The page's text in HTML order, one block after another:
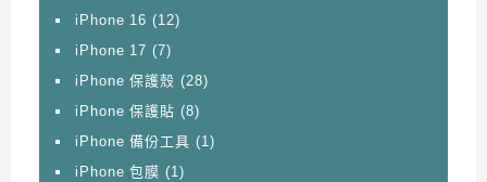
iPhone 16 (12)
iPhone 17 (7)
iPhone 保護殼 (28)
iPhone 保護貼 (8)
iPhone 備份工具 (1)
iPhone 包膜 (1)